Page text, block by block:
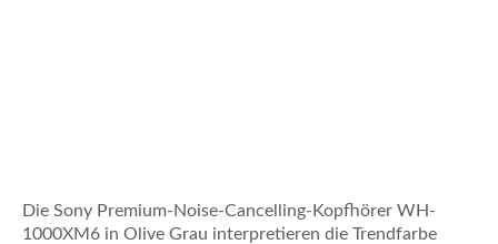
Die Sony Premium-Noise-Cancelling-Kopfhörer WH-
1000XM6 in Olive Grau interpretieren die Trendfarbe